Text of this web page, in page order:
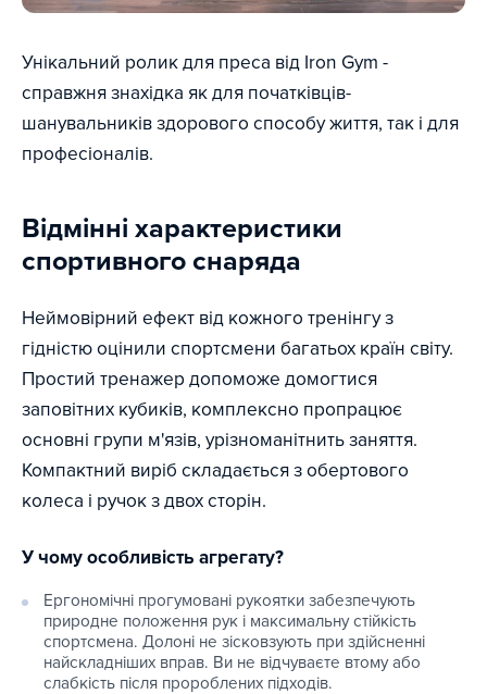
Унікальний ролик для преса від Iron Gym -
справжня знахідка як для початківців-
шанувальників здорового способу життя, так і для
професіоналів.
Відмінні характеристики
спортивного снаряда
Неймовірний ефект від кожного тренінгу з
гідністю оцінили спортсмени багатьох країн світу.
Простий тренажер допоможе домогтися
заповітних кубиків, комплексно пропрацює
основні групи м'язів, урізноманітнить заняття.
Компактний виріб складається з обертового
колеса і ручок з двох сторін.
У чому особливість агрегату?
Ергономічні прогумовані рукоятки забезпечують
природне положення рук і максимальну стійкість
спортсмена. Долоні не зісковзують при здійсненні
найскладніших вправ. Ви не відчуваєте втому або
слабкість після пророблених підходів.